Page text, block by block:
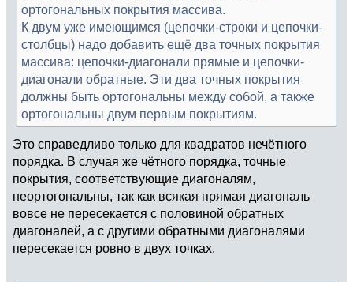
ортогональных покрытия массива.
К двум уже имеющимся (цепочки-строки и цепочки-
столбцы) надо добавить ещё два точных покрытия
массива: цепочки-диагонали прямые и цепочки-
диагонали обратные. Эти два точных покрытия
должны быть ортогональны между собой, а также
ортогональны двум первым покрытиям.
Это справедливо только для квадратов нечётного
порядка. В случая же чётного порядка, точные
покрытия, соответствующие диагоналям,
неортогональны, так как всякая прямая диагональ
вовсе не пересекается с половиной обратных
диагоналей, а с другими обратными диагоналями
пересекается ровно в двух точках.